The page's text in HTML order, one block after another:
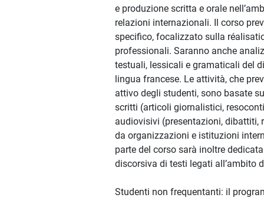
e produzione scritta e orale
relazioni internazionali. Il corso
specifico, focalizzato sulla
professionali. Saranno anche
testuali, lessicali e gramaticali del
lingua francese. Le attività, che
attivo degli studenti, sono basate
scritti (articoli giornalistici,
audiovisivi (presentazioni, dibattiti,
da organizzazioni e istituzioni
parte del corso sarà inoltre
discorsiva di testi legati all’ambito
Studenti non frequentanti: il